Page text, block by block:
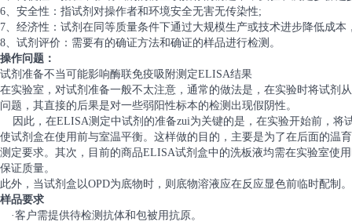
6、安全性：指试剂对操作者和环境安全无害无传染性;
7、经济性：试剂在同等质量条件下通过大规模生产或技术进步降低成本
8、试剂评价：需要有的确证方法和确证的样品进行检测。
操作问题：
试剂准备不当可能影响酶联免疫吸附测定ELISA结果
在实验室，对试剂准备一般不太注意，通常的做法是，在实验时将试剂
问题，其直接的后果是对一些弱阳性标本的检测出现假阴性。
因此，在ELISA测定中试剂的准备zui为关键的是，在实验开始前，将
使试剂盒在使用前与室温平衡。这样做的目的，主要是为了在后面的温
测定要求。其次，目前的商品ELISA试剂盒中的洗板液均需在实验室使
保证质量。
此外，当试剂盒以OPD为底物时，则底物溶液应在反应显色前临时配制。
样品要求
·客户需提供待检测抗体和包被用抗原。